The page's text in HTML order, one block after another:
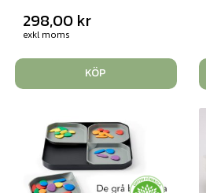
298,00 kr
exkl moms
KÖP